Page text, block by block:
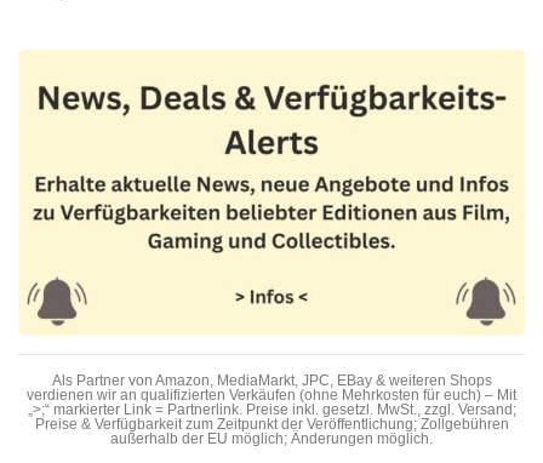
Als Partner von Amazon, MediaMarkt, JPC, EBay & weiteren Shops
verdienen wir an qualifizierten Verkäufen (ohne Mehrkosten für euch) – Mit
„>;“ markierter Link = Partnerlink. Preise inkl. gesetzl. MwSt., zzgl. Versand;
Preise & Verfügbarkeit zum Zeitpunkt der Veröffentlichung; Zollgebühren
außerhalb der EU möglich; Änderungen möglich.